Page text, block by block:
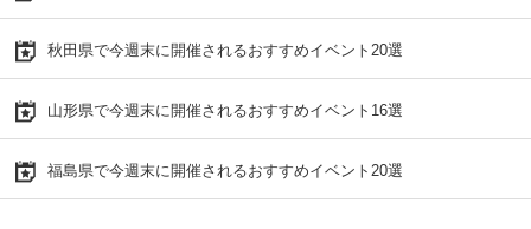
秋田県で今週末に開催されるおすすめイベント20選
山形県で今週末に開催されるおすすめイベント16選
福島県で今週末に開催されるおすすめイベント20選